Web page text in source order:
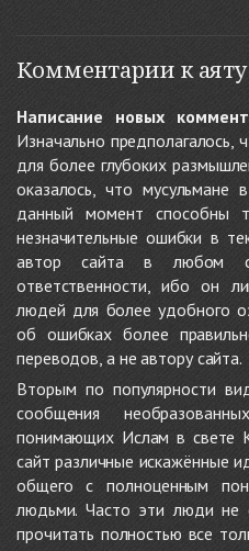
Комментарии к аяту
Написание новых
Изначально предполагалось,
для более глубоких
оказалось, что мусульмане
данный момент способны
незначительные ошибки в
автор сайта в любом
ответственности, ибо он
людей для более удобного
об ошибках более
переводов, а не автору сайта.
Вторым по популярности
сообщения
понимающих Ислам в свете
сайт различные искажённые
общего с полноценным
людьми. Часто эти люди не
прочитать полностью все